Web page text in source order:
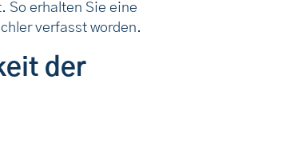
So erhalten Sie eine
verfasst worden.
der